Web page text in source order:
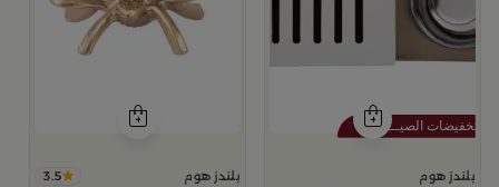
بلندز هوم بلندز هوم 3.5